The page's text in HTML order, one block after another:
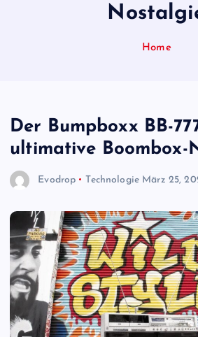
Home
Der Bumpboxx BB-
ultimative Boombox-
Evodrop Technologie März 25,